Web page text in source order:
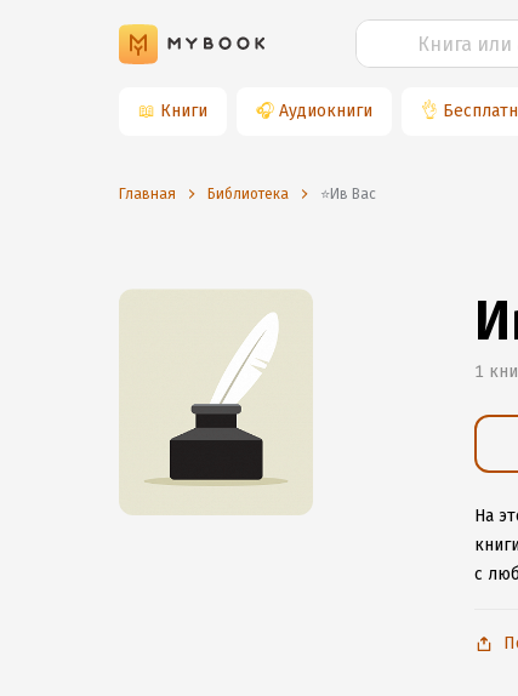
📖 Книги 🎧 Аудиокниги 👌
Главная Библиотека ⭐️Ив Вас
1
На
с